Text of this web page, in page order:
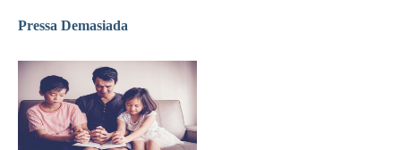
Pressa Demasiada